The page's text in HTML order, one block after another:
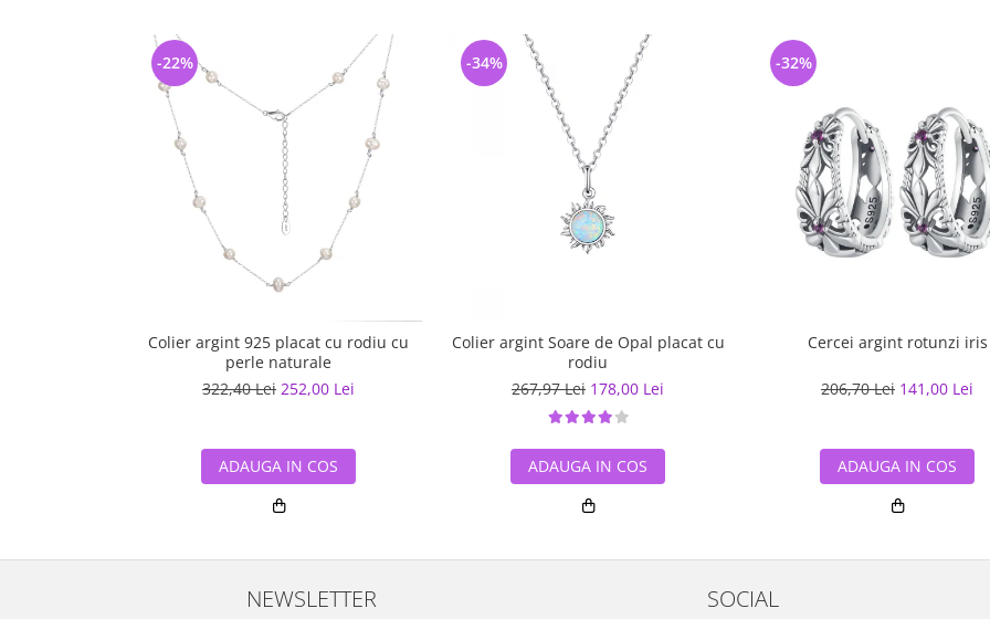
Colier argint 925 placat cu rodiu cu
perle naturale
322,40 Lei 252,00 Lei
-22%
ADAUGA IN COS
Colier argint Soare de Opal placat cu
rodiu
267,97 Lei 178,00 Lei
-34%
ADAUGA IN COS
Cercei argint rotunzi iris
206,70 Lei 141,00 Lei
-32%
ADAUGA IN COS
NEWSLETTER SOCIAL